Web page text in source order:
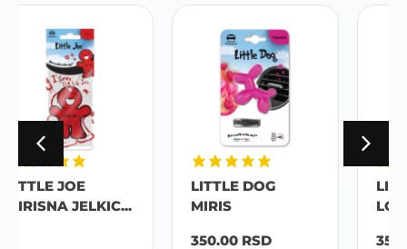
LITTLE DOG
MIRIS
LITTLE JOE I
350.00